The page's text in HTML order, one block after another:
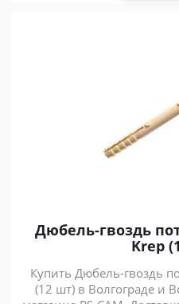
Дюбель-гвоздь
Krep
Купить Дюбель-гвоздь
(12 шт) в Волгограде и